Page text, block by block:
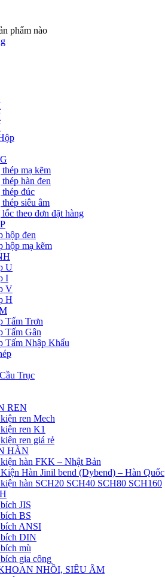
phẩm nào
mạ kẽm
hàn đen
đúc
siêu âm
theo đơn đặt hàng
hộp đen
hộp mạ kẽm
U
I
V
H
Tấm Trơn
Tấm Gân
Tấm Nhập Khẩu
Trục
REN
ren Mech
ren K1
ren giá rẻ
HÀN
hàn FKK – Nhật Bản
Hàn Jinil bend (Dybend) – Hàn Quốc
hàn SCH20 SCH40 SCH80 SCH160
JIS
BS
ANSI
DIN
mù
gia công
NHỒI, SIÊU ÂM